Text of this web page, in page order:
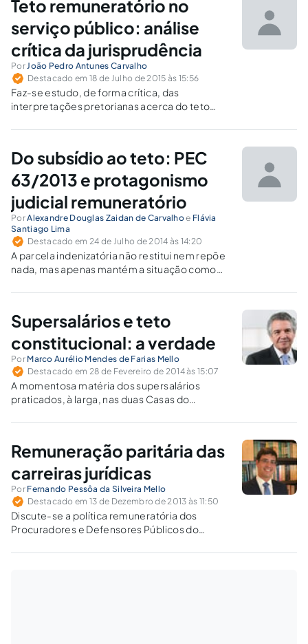
Teto remuneratório no
serviço público: análise
crítica da jurisprudência
PorJoão Pedro Antunes Carvalho
Destacado em 18 de Julho de 2015 às 15:56
Faz-se estudo, de forma crítica, das
interpretações pretorianas acerca do teto
uma análise dogmática para os casos
é possível explicar o citado instituto.
Do subsídio ao teto: PEC
63/2013 e protagonismo
judicial remuneratório
PorAlexandre Douglas Zaidan de Carvalhoe Flávia
Santiago Lima
Destacado em 24 de Julho de 2014 às 14:20
A parcela indenizatória não restitui nem repõe
nada, mas apenas mantém a situação como
MP no topo da cadeia remuneratória e,
demais carreiras, das quais já se encontram
em patamar muito superior.
Supersalários e teto
constitucional: a verdade
Por Marco Aurélio Mendes de Farias Mello
Destacado em 28 de Fevereiro de 2014 às 15:07
A momentosa matéria dos supersalários
praticados, à larga, nas duas Casas do
No afã de recuperar prestígio, em
contraditório, atropelou-se, dando-se
esperança vã, infrutífera, portanto, à cansada
sociedade.
Remuneração paritária das
carreiras jurídicas
Por Fernando Pessôa da Silveira Mello
Destacado em 13 de Dezembro de 2013 às 11:50
Discute-se a política remuneratória dos
Procuradores e Defensores Públicos do
Inconstitucionalidade n. 4.667/TO em trâmite